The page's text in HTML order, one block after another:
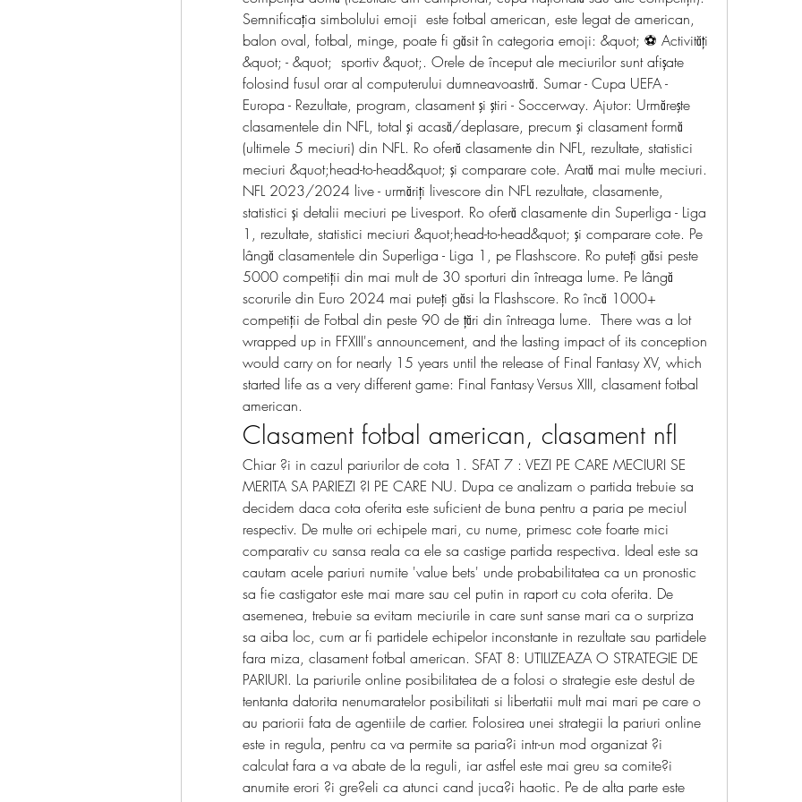
Semnificația simbolului emoji  este fotbal american, este legat de american,
balon oval, fotbal, minge, poate fi găsit în categoria emoji: &quot; ⚽ Activități
&quot; - &quot;  sportiv &quot;. Orele de început ale meciurilor sunt afișate
folosind fusul orar al computerului dumneavoastră. Sumar - Cupa UEFA -
Europa - Rezultate, program, clasament şi ştiri - Soccerway. Ajutor: Urmăreşte
clasamentele din NFL, total şi acasă/deplasare, precum şi clasament formă
(ultimele 5 meciuri) din NFL. Ro oferă clasamente din NFL, rezultate, statistici
meciuri &quot;head-to-head&quot; şi comparare cote. Arată mai multe meciuri.
NFL 2023/2024 live - urmăriți livescore din NFL rezultate, clasamente,
statistici și detalii meciuri pe Livesport. Ro oferă clasamente din Superliga - Liga
1, rezultate, statistici meciuri &quot;head-to-head&quot; şi comparare cote. Pe
lângă clasamentele din Superliga - Liga 1, pe Flashscore. Ro puteţi găsi peste
5000 competiţii din mai mult de 30 sporturi din întreaga lume. Pe lângă
scorurile din Euro 2024 mai puteți găsi la Flashscore. Ro încă 1000+
competiții de Fotbal din peste 90 de țări din întreaga lume.  There was a lot
wrapped up in FFXIII's announcement, and the lasting impact of its conception
would carry on for nearly 15 years until the release of Final Fantasy XV, which
started life as a very different game: Final Fantasy Versus XIII, clasament fotbal
american.
Clasament fotbal american, clasament nfl
Chiar ?i in cazul pariurilor de cota 1. SFAT 7 : VEZI PE CARE MECIURI SE
MERITA SA PARIEZI ?I PE CARE NU. Dupa ce analizam o partida trebuie sa
decidem daca cota oferita este suficient de buna pentru a paria pe meciul
respectiv. De multe ori echipele mari, cu nume, primesc cote foarte mici
comparativ cu sansa reala ca ele sa castige partida respectiva. Ideal este sa
cautam acele pariuri numite 'value bets' unde probabilitatea ca un pronostic
sa fie castigator este mai mare sau cel putin in raport cu cota oferita. De
asemenea, trebuie sa evitam meciurile in care sunt sanse mari ca o surpriza
sa aiba loc, cum ar fi partidele echipelor inconstante in rezultate sau partidele
fara miza, clasament fotbal american. SFAT 8: UTILIZEAZA O STRATEGIE DE
PARIURI. La pariurile online posibilitatea de a folosi o strategie este destul de
tentanta datorita nenumaratelor posibilitati si libertatii mult mai mari pe care o
au pariorii fata de agentiile de cartier. Folosirea unei strategii la pariuri online
este in regula, pentru ca va permite sa paria?i intr-un mod organizat ?i
calculat fara a va abate de la reguli, iar astfel este mai greu sa comite?i
anumite erori ?i gre?eli ca atunci cand juca?i haotic. Pe de alta parte este